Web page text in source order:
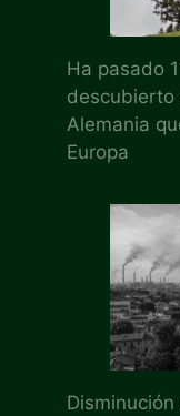
Ha pasado
descubierto
Alemania
Europa